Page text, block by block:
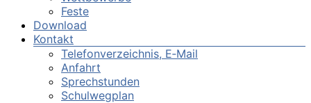
Feste
Download
Kontakt
Telefonverzeichnis, E‑Mail
Anfahrt
Sprechstunden
Schulwegplan